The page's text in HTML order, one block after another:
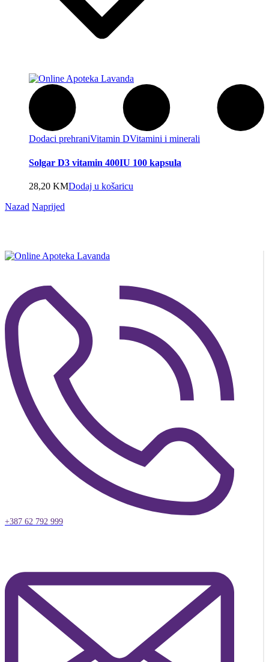
Dodaci prehraniVitamin DVitamini i minerali
Solgar D3 vitamin 400IU 100 kapsula
28,20 KMDodaj u košaricu
Nazad Naprijed
+387 62 792 999